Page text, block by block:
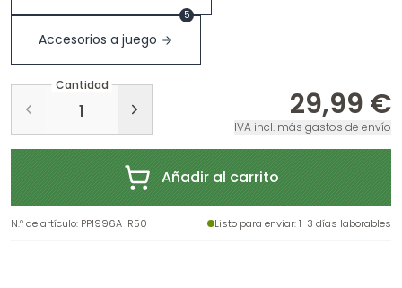
Accesorios a juego
5
Cantidad
29,99 €
IVA incl. más gastos de envío
Añadir al carrito
N.º de artículo: PP1996A-R50 Listo para enviar: 1-3 días laborables